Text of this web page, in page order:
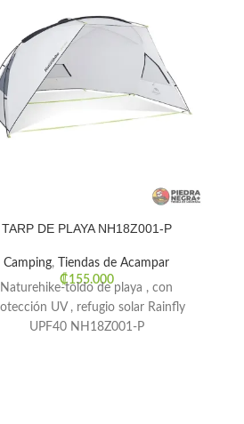
TARP DE PLAYA NH18Z001-P
Camping,
Tiendas de Acampar
₡155.000
Naturehike-toldo de playa , con
UV , refugio solar Rainfly
UPF40 NH18Z001-P